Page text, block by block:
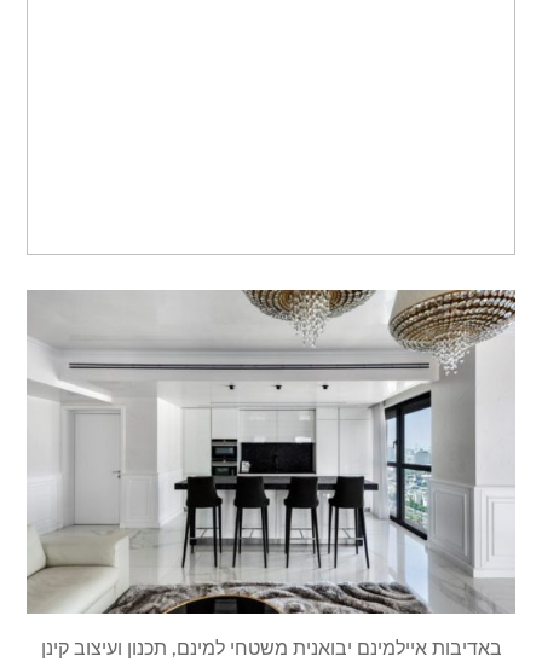
באדיבות איילמינם יבואנית משטחי למינם, תכנון ועיצוב קינן